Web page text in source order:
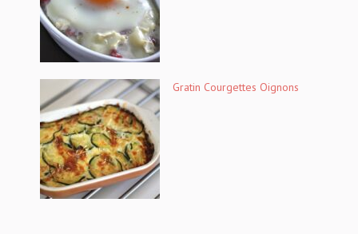
Gratin Courgettes Oignons